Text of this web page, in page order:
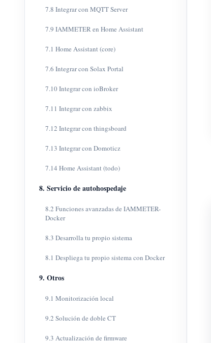
7.8 Integrar con MQTT Server
7.9 IAMMETER en Home Assistant
7.1 Home Assistant (core)
7.6 Integrar con Solax Portal
7.10 Integrar con ioBroker
7.11 Integrar con zabbix
7.12 Integrar con thingsboard
7.13 Integrar con Domoticz
7.14 Home Assistant (todo)
8. Servicio de autohospedaje
8.2 Funciones avanzadas de IAMMETER-
Docker
8.3 Desarrolla tu propio sistema
8.1 Despliega tu propio sistema con Docker
9. Otros
9.1 Monitorización local
9.2 Solución de doble CT
9.3 Actualización de firmware